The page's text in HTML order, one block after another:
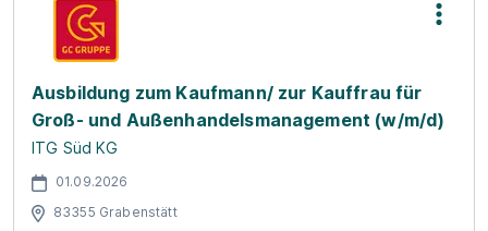
Ausbildung zum Kaufmann/ zur Kauffrau für
Groß- und Außenhandelsmanagement (w/m/d)
ITG Süd KG
01.09.2026
83355 Grabenstätt